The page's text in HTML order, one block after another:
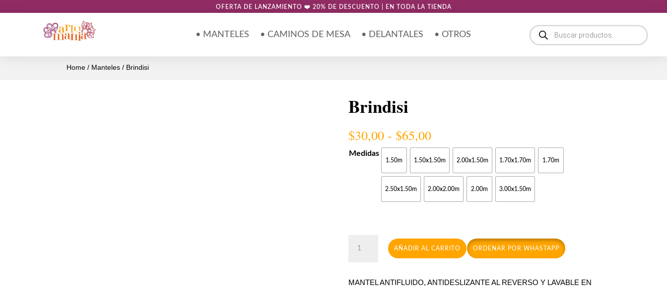
OFERTA DE LANZAMIENTO ❤️ 20% DE DESCUENTO | EN TODA LA TIENDA
• MANTELES • CAMINOS DE MESA • DELANTALES • OTROS
Búsqueda
productos
Home / Manteles / Brindisi
Brindisi
$30,00 - $65,00Rango
de
precios:
desde
$30,00
hasta
$65,00
Medidas
1.50m 1.50x1.50m 2.00x1.50m 1.70x1.70m 1.70m
2.50x1.50m 2.00x2.00m 2.00m 3.00x1.50m
cantidad
AÑADIR AL CARRITO ORDENAR POR WHASTAPP
MANTEL ANTIFLUIDO, ANTIDESLIZANTE AL REVERSO Y LAVABLE EN